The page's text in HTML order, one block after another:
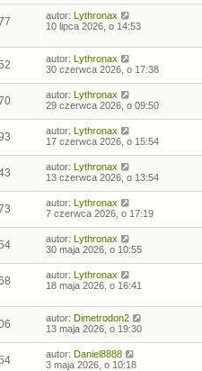
autor: Lythronax
10 lipca 2026, o 14:53
autor: Lythronax
30 czerwca 2026, o 17:38
autor: Lythronax
29 czerwca 2026, o 09:50
autor: Lythronax
17 czerwca 2026, o 15:54
autor: Lythronax
13 czerwca 2026, o 13:54
autor: Lythronax
7 czerwca 2026, o 17:19
autor: Lythronax
30 maja 2026, o 10:55
autor: Lythronax
18 maja 2026, o 16:41
autor: Dimetrodon2
13 maja 2026, o 19:30
autor: Daniel8888
3 maja 2026, o 10:18